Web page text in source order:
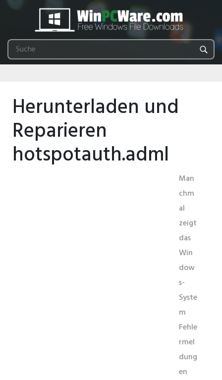
Herunterladen und
Reparieren
hotspotauth.adml
Man
chm
al
zeigt
das
Win
dow
s-
Syste
m
Fehle
rmel
dung
en